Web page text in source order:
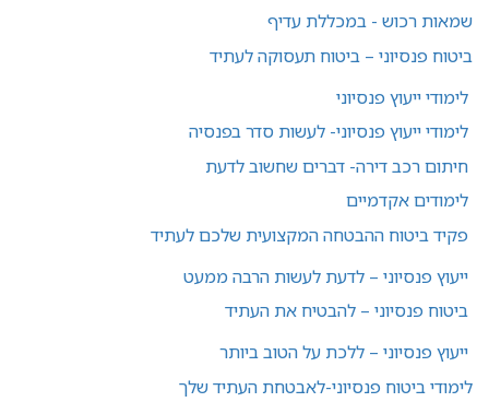
שמאות רכוש - במכללת עדיף
ביטוח פנסיוני – ביטוח תעסוקה לעתיד
לימודי ייעוץ פנסיוני
לימודי ייעוץ פנסיוני- לעשות סדר בפנסיה
חיתום רכב דירה- דברים שחשוב לדעת
לימודים אקדמיים
פקיד ביטוח ההבטחה המקצועית שלכם לעתיד
ייעוץ פנסיוני – לדעת לעשות הרבה ממעט
ביטוח פנסיוני – להבטיח את העתיד
ייעוץ פנסיוני – ללכת על הטוב ביותר
לימודי ביטוח פנסיוני-לאבטחת העתיד שלך